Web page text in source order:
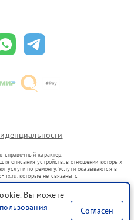
справочный характер.
описания устройств, в отношении которых
услуги по ремонту. Услуги оказываются в
fix.ru, которые не связаны с
представителями.
в гражданский оборот в соответствии
индивидуализации услуг или введения
о предоставляемых услугах по
Вы можете
Согласен